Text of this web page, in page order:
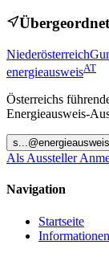
Niederösterreich
energieausweisAT
Österreichs
Energieausweis-
s ...@
Als Aussteller
Navigation
Startseite
Informationen